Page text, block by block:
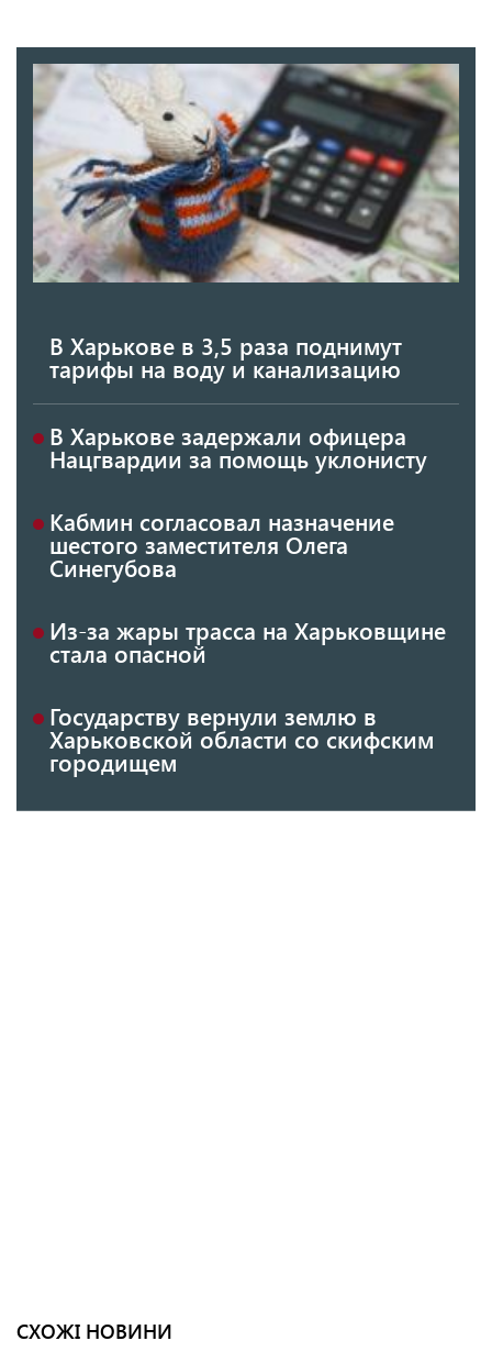
В Харькове в 3,5 раза поднимут
тарифы на воду и канализацию
В Харькове задержали офицера
Нацгвардии за помощь уклонисту
Кабмин согласовал назначение
шестого заместителя Олега
Синегубова
Из-за жары трасса на Харьковщине
стала опасной
Государству вернули землю в
Харьковской области со скифским
городищем
СХОЖІ НОВИНИ